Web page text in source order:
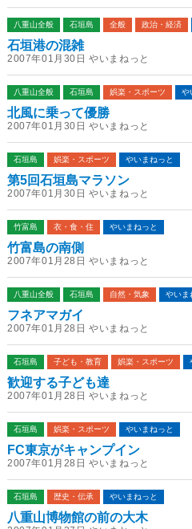
八重山全般 石垣島 全般 政治・経済
石垣港の混雑
2007年01月30日 やいまねっと
八重山全般 石垣島 娯楽・スポーツ や
北風に乗って優勝
2007年01月30日 やいまねっと
石垣島 娯楽・スポーツ やいまねっと
第5回石垣島マラソン
2007年01月30日 やいまねっと
竹富島 衣・食・住 やいまねっと
竹富島の南側
2007年01月28日 やいまねっと
八重山全般 石垣島 自然・気象 やいま
フネアマガイ
2007年01月28日 やいまねっと
石垣島 子ども・教育 娯楽・スポーツ
歓迎する子ども達
2007年01月28日 やいまねっと
石垣島 娯楽・スポーツ やいまねっと
FC東京がキャンプイン
2007年01月28日 やいまねっと
石垣島 歴史・伝承 やいまねっと
八重山博物館の前の大木